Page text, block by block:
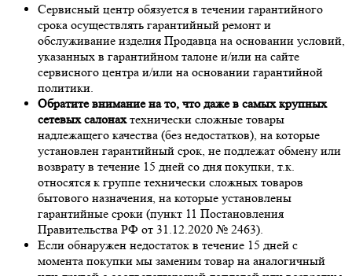
Сервисный центр обязуется в течении гарантийного
срока осуществлять гарантийный ремонт и
обслуживание изделия Продавца на основании условий,
указанных в гарантийном талоне и/или на сайте
сервисного центра и/или на основании гарантийной
политики.
Обратите внимание на то, что даже в самых крупных
сетевых салонахтехнически сложные товары
надлежащего качества (без недостатков), на которые
установлен гарантийный срок, не подлежат обмену или
возврату в течение 15 дней со дня покупки, т.к.
относятся к группе технически сложных товаров
бытового назначения, на которые установлены
гарантийные сроки (пункт 11 Постановления
Правительства РФ от 31.12.2020 № 2463).
Если обнаружен недостаток в течение 15 дней с
момента покупки мы заменим товар на аналогичный